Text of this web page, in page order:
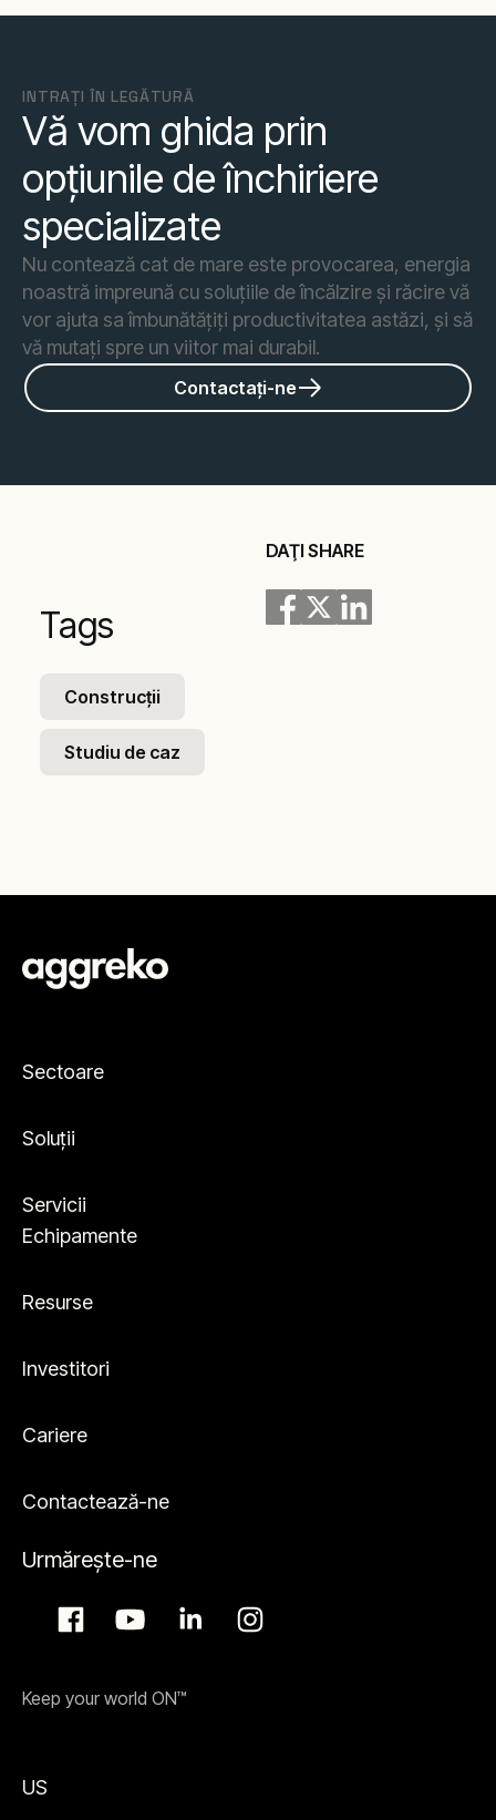
INTRAȚI ÎN LEGĂTURĂ
Vă vom ghida prin
opțiunile de închiriere
specializate
Nu contează cat de mare este provocarea, energia
noastră impreună cu soluțiile de încălzire și răcire vă
vor ajuta sa îmbunătățiți productivitatea astăzi, și să
vă mutați spre un viitor mai durabil.
Contactați-ne
Tags
Construcții
Studiu de caz
DAŢI SHARE
Sectoare
Soluții
Servicii
Echipamente
Resurse
Investitori
Cariere
Contactează-ne
Urmărește-ne
Keep your world ON™
US